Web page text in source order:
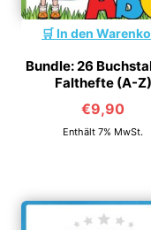
In den
Bundle: 26
Falthefte (A-Z)
€9,90
Enthält 7% MwSt.